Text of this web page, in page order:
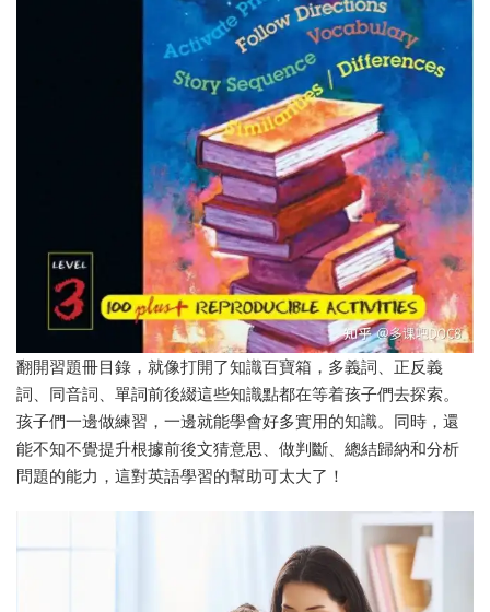
翻開習題冊目錄，就像打開了知識百寶箱，多義詞、正反義
詞、同音詞、單詞前後綴這些知識點都在等着孩子們去探索。
孩子們一邊做練習，一邊就能學會好多實用的知識。同時，還
能不知不覺提升根據前後文猜意思、做判斷、總結歸納和分析
問題的能力，這對英語學習的幫助可太大了！